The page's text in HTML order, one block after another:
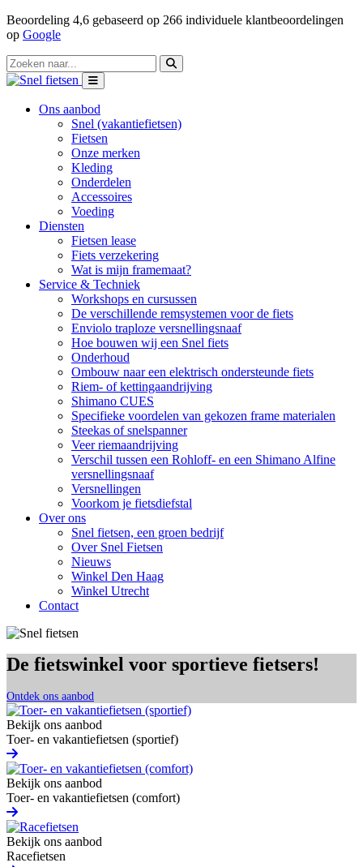
Beoordeling 4,6 gebaseerd op 266 individuele klantbeoordelingen
op Google
Ons aanbod
Snel (vakantiefietsen)
Fietsen
Onze merken
Kleding
Onderdelen
Accessoires
Voeding
Diensten
Fietsen lease
Fiets verzekering
Wat is mijn framemaat?
Service & Techniek
Workshops en cursussen
De verschillende remsystemen voor de fiets
Enviolo traploze versnellingsnaaf
Hoe bouwen wij een Snel fiets
Onderhoud
Ombouw naar een elektrisch ondersteunde fiets
Riem- of kettingaandrijving
Shimano CUES
Specifieke voordelen van gekozen frame materialen
Steekas of snelspanner
Veer riemaandrijving
Verschil tussen een Rohloff- en een Shimano Alfine
versnellingsnaaf
Versnellingen
Voorkom je fietsdiefstal
Over ons
Snel fietsen, een groen bedrijf
Over Snel Fietsen
Nieuws
Winkel Den Haag
Winkel Utrecht
Contact
De fietswinkel voor sportieve fietsers!
Ontdek ons aanbod
Bekijk ons aanbod
Toer- en vakantiefietsen (sportief)
Bekijk ons aanbod
Toer- en vakantiefietsen (comfort)
Bekijk ons aanbod
Racefietsen